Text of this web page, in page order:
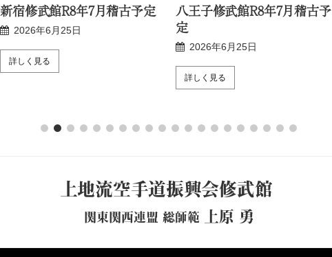
新宿修武館R8年7月稽古予定
2026年6月25日
詳しく見る
八王子修武館R8年7月稽古予
定
2026年6月25日
詳しく見る
上地流空手道振興会修武館
関東関西連盟 総師範 上原 勇